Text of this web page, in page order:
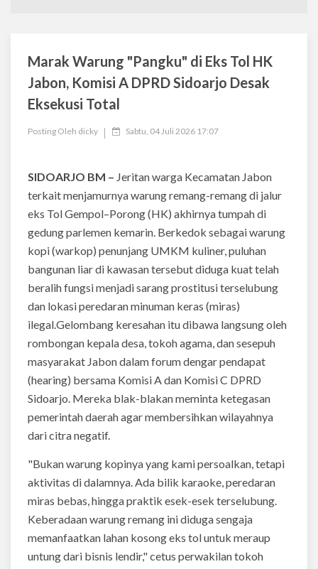
Marak Warung "Pangku" di Eks Tol HK
Jabon, Komisi A DPRD Sidoarjo Desak
Eksekusi Total
Posting Oleh dicky Sabtu, 04 Juli 2026 17:07
SIDOARJO BM – Jeritan warga Kecamatan Jabon
terkait menjamurnya warung remang-remang di jalur
eks Tol Gempol–Porong (HK) akhirnya tumpah di
gedung parlemen kemarin. Berkedok sebagai warung
kopi (warkop) penunjang UMKM kuliner, puluhan
bangunan liar di kawasan tersebut diduga kuat telah
beralih fungsi menjadi sarang prostitusi terselubung
dan lokasi peredaran minuman keras (miras)
ilegal.Gelombang keresahan itu dibawa langsung oleh
rombongan kepala desa, tokoh agama, dan sesepuh
masyarakat Jabon dalam forum dengar pendapat
(hearing) bersama Komisi A dan Komisi C DPRD
Sidoarjo. Mereka blak-blakan meminta ketegasan
pemerintah daerah agar membersihkan wilayahnya
dari citra negatif.
"Bukan warung kopinya yang kami persoalkan, tetapi
aktivitas di dalamnya. Ada bilik karaoke, peredaran
miras bebas, hingga praktik esek-esek terselubung.
Keberadaan warung remang ini diduga sengaja
memanfaatkan lahan kosong eks tol untuk meraup
untung dari bisnis lendir," cetus perwakilan tokoh